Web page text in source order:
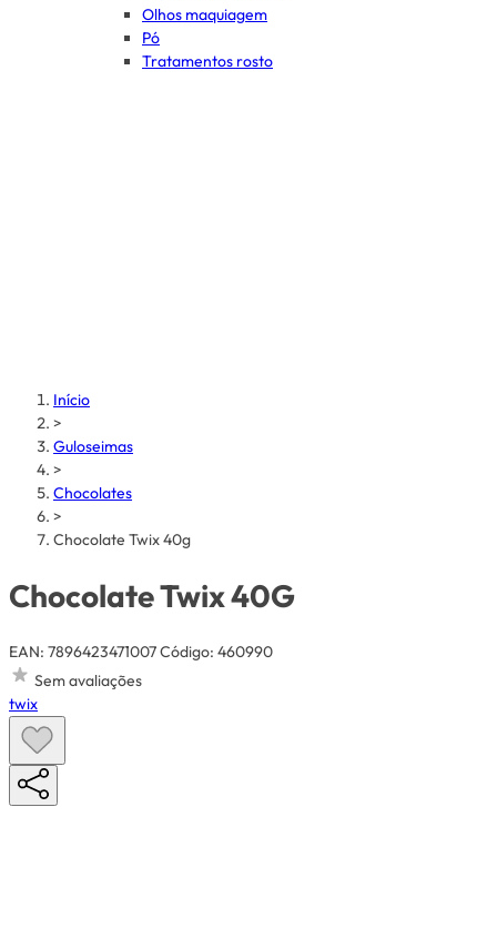
Olhos maquiagem
Pó
Tratamentos rosto
Início
>
Guloseimas
>
Chocolates
>
Chocolate Twix 40g
Chocolate Twix 40G
EAN: 7896423471007Código: 460990
Sem avaliações
twix